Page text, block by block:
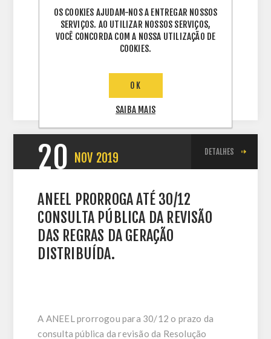
solar, absolar, fotovoltaica ,
distribuidor fotovoltaico, distribuidor
distribuidor rio de janeiro,
distribuidor energia solar , energia solar
20 NOV 2019 DETALHES
ANEEL PRORROGA ATÉ 30/12
CONSULTA PÚBLICA DA REVISÃO
DAS REGRAS DA GERAÇÃO
DISTRIBUÍDA.
A ANEEL prorrogou para 30/12 o prazo da
consulta pública da revisão da Resolução
OS COOKIES AJUDAM-NOS A ENTREGAR NOSSOS
SERVIÇOS. AO UTILIZAR NOSSOS SERVIÇOS,
VOCÊ CONCORDA COM A NOSSA UTILIZAÇÃO DE
COOKIES.
OK
SAIBA MAIS